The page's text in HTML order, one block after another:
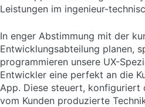
Leistungen im ingenieur-
In enger Abstimmung mit der
Entwicklungsabteilung planen,
programmieren unsere UX-
Entwickler eine perfekt an die
App. Diese steuert,
vom Kunden produzierte